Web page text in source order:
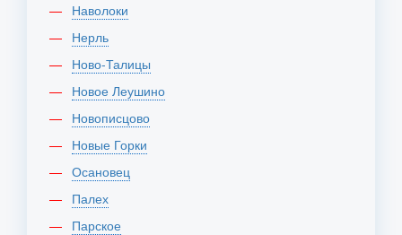
Наволоки
Нерль
Ново-Талицы
Новое Леушино
Новописцово
Новые Горки
Осановец
Палех
Парское